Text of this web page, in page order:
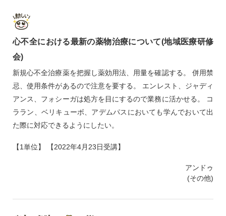
心不全における最新の薬物治療について(地域医療研修
会)
新規心不全治療薬を把握し薬効用法、用量を確認する。 併用禁
忌、使用条件があるので注意を要する。 エンレスト、ジャディ
アンス、フォシーガは処方を目にするので業務に活かせる。 コ
ララン、ベリキューボ、アデムパスにおいても学んでおいて出
た際に対応できるようにしたい。
【1単位】 【2022年4月23日受講】
アンドゥ
(その他)